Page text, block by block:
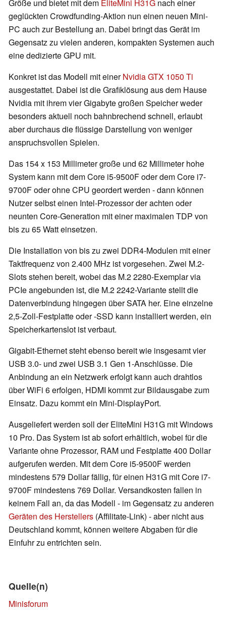
Größe und bietet mit dem EliteMini H31G nach einer
geglückten Crowdfunding-Aktion nun einen neuen Mini-
PC auch zur Bestellung an. Dabei bringt das Gerät im
Gegensatz zu vielen anderen, kompakten Systemen auch
eine dedizierte GPU mit.
Konkret ist das Modell mit einerNvidia GTX 1050 Ti
ausgestattet. Dabei ist die Grafiklösung aus dem Hause
Nvidia mit ihrem vier Gigabyte großen Speicher weder
besonders aktuell noch bahnbrechend schnell, erlaubt
aber durchaus die flüssige Darstellung von weniger
anspruchsvollen Spielen.
Das 154 x 153 Millimeter große und 62 Millimeter hohe
System kann mit dem Core i5-9500F oder dem Core i7-
9700F oder ohne CPU geordert werden - dann können
Nutzer selbst einen Intel-Prozessor der achten oder
neunten Core-Generation mit einer maximalen TDP von
bis zu 65 Watt einsetzen.
Die Installation von bis zu zwei DDR4-Modulen mit einer
Taktfrequenz von 2.400 MHz ist vorgesehen. Zwei M.2-
Slots stehen bereit, wobei das M.2 2280-Exemplar via
PCIe angebunden ist, die M.2 2242-Variante stellt die
Datenverbindung hingegen über SATA her. Eine einzelne
2,5-Zoll-Festplatte oder -SSD kann installiert werden, ein
Speicherkartenslot ist verbaut.
Gigabit-Ethernet steht ebenso bereit wie insgesamt vier
USB 3.0- und zwei USB 3.1 Gen 1-Anschlüsse. Die
Anbindung an ein Netzwerk erfolgt kann auch drahtlos
über WiFi 6 erfolgen, HDMI kommt zur Bildausgabe zum
Einsatz. Dazu kommt ein Mini-DisplayPort.
Ausgeliefert werden soll der EliteMini H31G mit Windows
10 Pro. Das System ist ab sofort erhältlich, wobei für die
Variante ohne Prozessor, RAM und Festplatte 400 Dollar
aufgerufen werden. Mit dem Core i5-9500F werden
mindestens 579 Dollar fällig, für einen H31G mit Core i7-
9700F mindestens 769 Dollar. Versandkosten fallen in
keinem Fall an, da das Modell - im Gegensatz zu anderen
Geräten des Herstellers (Affilitate-Link) - aber nicht aus
Deutschland kommt, können weitere Abgaben für die
Einfuhr zu entrichten sein.
Quelle(n)
Minisforum